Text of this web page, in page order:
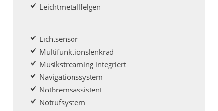
Leichtmetallfelgen
Lichtsensor
Multifunktionslenkrad
Musikstreaming integriert
Navigationssystem
Notbremsassistent
Notrufsystem